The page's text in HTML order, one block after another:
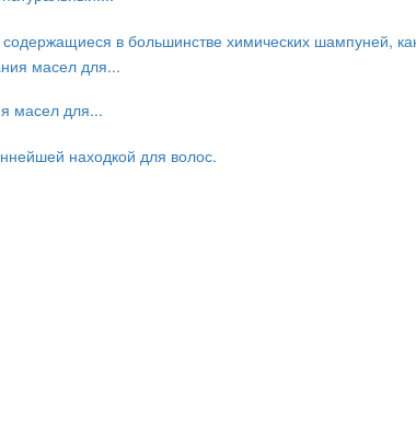
в большинстве химических шампуней,
масел для...
находкой для волос.